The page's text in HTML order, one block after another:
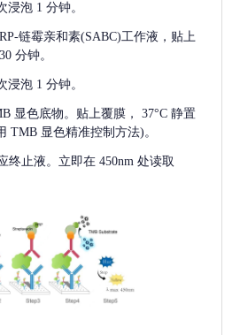
浸泡 1 分钟。
链霉亲和素(SABC)工作液，贴上
分钟。
浸泡 1 分钟。
显色底物。贴上覆膜， 37°C 静置
TMB 显色精准控制方法)。
终止液。立即在 450nm 处读取